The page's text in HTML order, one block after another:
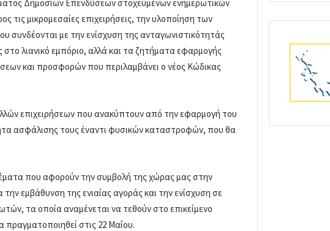
Δημοσίων Επενδύσεων στοχευμένων ενημερωτικών
μικρομεσαίες επιχειρήσεις, την υλοποίηση των
με την ενίσχυση της ανταγωνιστικότητάς
λιανικό εμπόριο, αλλά και τα ζητήματα εφαρμογής
και προσφορών που περιλαμβάνει ο νέος Κώδικας
επιχειρήσεων που ανακύπτουν από την εφαρμογή του
ασφάλισης τους έναντι φυσικών καταστροφών, που θα
που αφορούν την συμβολή της χώρας μας στην
την εμβάθυνση της ενιαίας αγοράς και την ενίσχυση σε
τα οποία αναμένεται να τεθούν στο επικείμενο
στις 22 Μαΐου.